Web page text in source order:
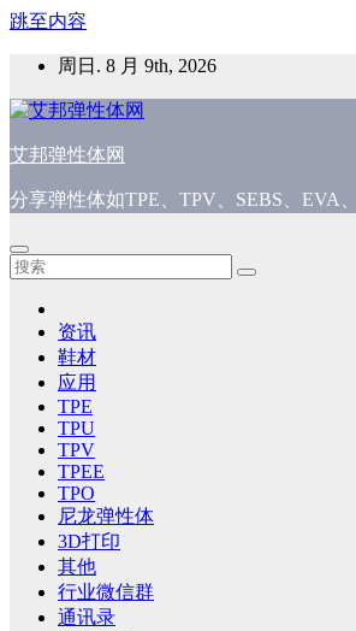
跳至内容
周日. 8 月 9th, 2026
艾邦弹性体网
分享弹性体如TPE、TPV、SEBS、EVA
资讯
鞋材
应用
TPE
TPU
TPV
TPEE
TPO
尼龙弹性体
3D打印
其他
行业微信群
通讯录